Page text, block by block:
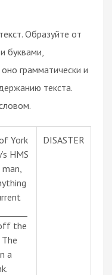
Образуйте от
буквами,
грамматически и
текста.
York
HMS
the
a
DISASTER